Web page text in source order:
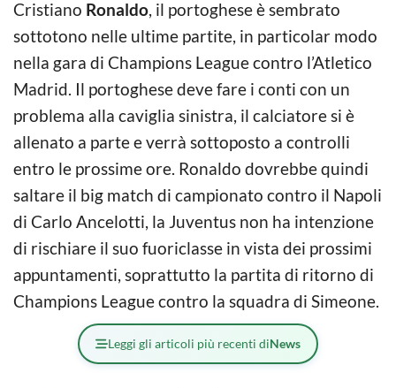
Cristiano Ronaldo, il portoghese è sembrato
sottotono nelle ultime partite, in particolar modo
nella gara di Champions League contro l’Atletico
Madrid. Il portoghese deve fare i conti con un
problema alla caviglia sinistra, il calciatore si è
allenato a parte e verrà sottoposto a controlli
entro le prossime ore. Ronaldo dovrebbe quindi
saltare il big match di campionato contro il Napoli
di Carlo Ancelotti, la Juventus non ha intenzione
di rischiare il suo fuoriclasse in vista dei prossimi
appuntamenti, soprattutto la partita di ritorno di
Champions League contro la squadra di Simeone.
Leggi gli articoli più recenti diNews